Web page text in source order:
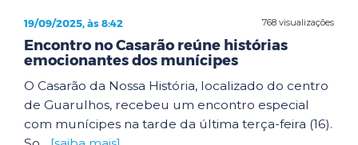
768 visualizações
19/09/2025, às 8:42
Encontro no Casarão reúne histórias
emocionantes dos munícipes
O Casarão da Nossa História, localizado do centro
de Guarulhos, recebeu um encontro especial
com munícipes na tarde da última terça-feira (16).